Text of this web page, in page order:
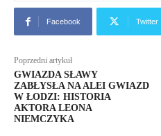
Facebook Twitter
Poprzedni artykuł
GWIAZDA SŁAWY
ZABŁYSŁA NA ALEI GWIAZD
W ŁODZI: HISTORIA
AKTORA LEONA
NIEMCZYKA